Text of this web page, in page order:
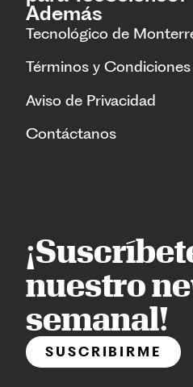
Además
Tecnológico de
Términos y Condiciones
Aviso de Privacidad
Contáctanos
nuestro
semanal!
SUSCRIBIRME